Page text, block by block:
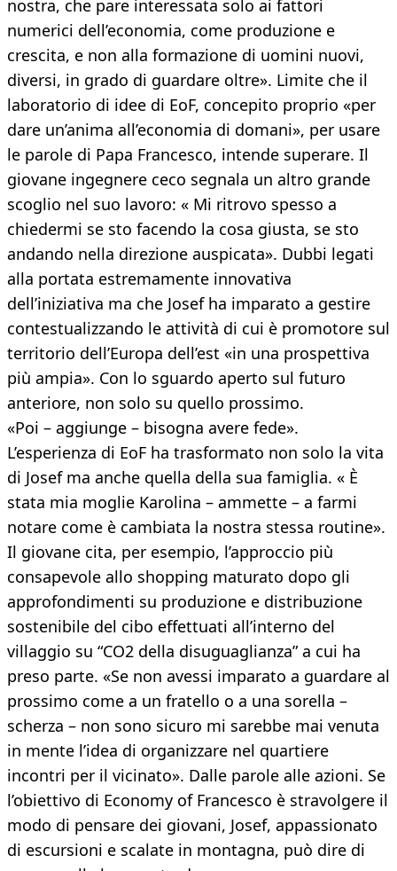
nostra, che pare interessata solo ai fattori
numerici dell’economia, come produzione e
crescita, e non alla formazione di uomini nuovi,
diversi, in grado di guardare oltre». Limite che il
laboratorio di idee di EoF, concepito proprio «per
dare un’anima all’economia di domani», per usare
le parole di Papa Francesco, intende superare. Il
giovane ingegnere ceco segnala un altro grande
scoglio nel suo lavoro: « Mi ritrovo spesso a
chiedermi se sto facendo la cosa giusta, se sto
andando nella direzione auspicata». Dubbi legati
alla portata estremamente innovativa
dell’iniziativa ma che Josef ha imparato a gestire
contestualizzando le attività di cui è promotore sul
territorio dell’Europa dell’est «in una prospettiva
più ampia». Con lo sguardo aperto sul futuro
anteriore, non solo su quello prossimo.
«Poi – aggiunge – bisogna avere fede».
L’esperienza di EoF ha trasformato non solo la vita
di Josef ma anche quella della sua famiglia. « È
stata mia moglie Karolina – ammette – a farmi
notare come è cambiata la nostra stessa routine».
Il giovane cita, per esempio, l’approccio più
consapevole allo shopping maturato dopo gli
approfondimenti su produzione e distribuzione
sostenibile del cibo effettuati all’interno del
villaggio su “CO2 della disuguaglianza” a cui ha
preso parte. «Se non avessi imparato a guardare al
prossimo come a un fratello o a una sorella –
scherza – non sono sicuro mi sarebbe mai venuta
in mente l’idea di organizzare nel quartiere
incontri per il vicinato». Dalle parole alle azioni. Se
l’obiettivo di Economy of Francesco è stravolgere il
modo di pensare dei giovani, Josef, appassionato
di escursioni e scalate in montagna, può dire di